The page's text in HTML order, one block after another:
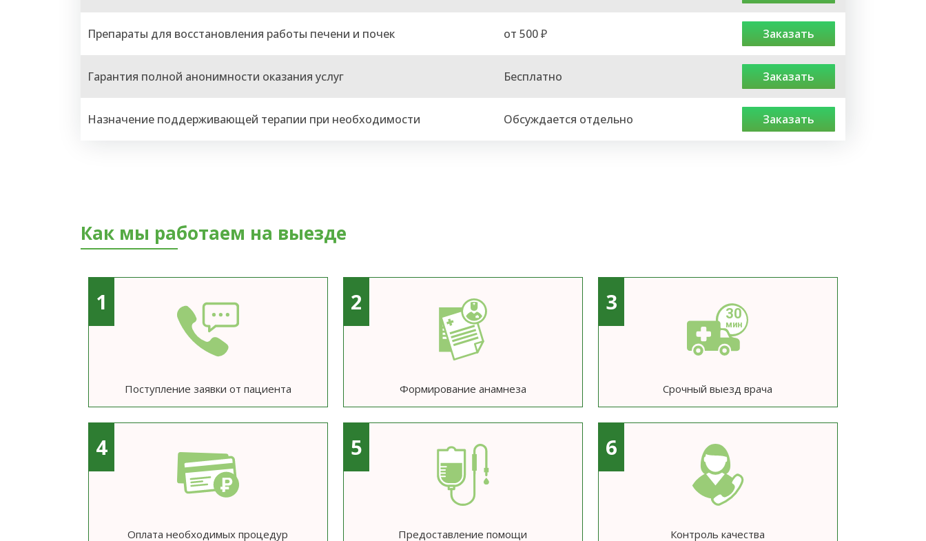
Препараты для восстановления работы печени и почек от 500 ₽ заказать
Гарантия полной анонимности оказания услуг Бесплатно заказать
Назначение поддерживающей терапии при необходимости Обсуждается отдельно заказать
Как мы работаем на выезде
1
Поступление заявки от пациента
2
Формирование анамнеза
3
Срочный выезд врача
4
Оплата необходимых процедур
5
Предоставление помощи
6
Контроль качества